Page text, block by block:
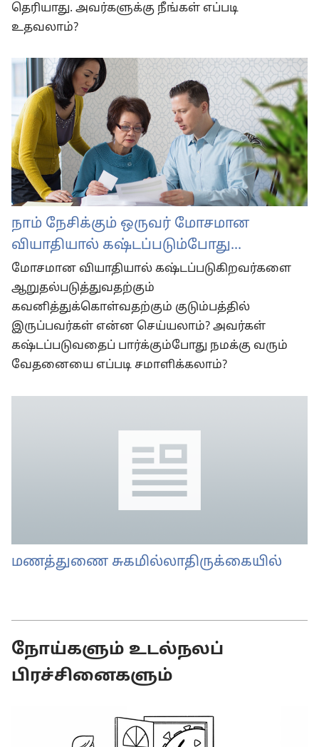
தெரியாது. அவர்களுக்கு நீங்கள் எப்படி
உதவலாம்?
நாம் நேசிக்கும் ஒருவர் மோசமான
வியாதியால் கஷ்டப்படும்போது...
மோசமான வியாதியால் கஷ்டப்படுகிறவர்களை
ஆறுதல்படுத்துவதற்கும்
கவனித்துக்கொள்வதற்கும் குடும்பத்தில்
இருப்பவர்கள் என்ன செய்யலாம்? அவர்கள்
கஷ்டப்படுவதைப் பார்க்கும்போது நமக்கு வரும்
வேதனையை எப்படி சமாளிக்கலாம்?
மணத்துணை சுகமில்லாதிருக்கையில்
நோய்களும் உடல்நலப்
பிரச்சினைகளும்